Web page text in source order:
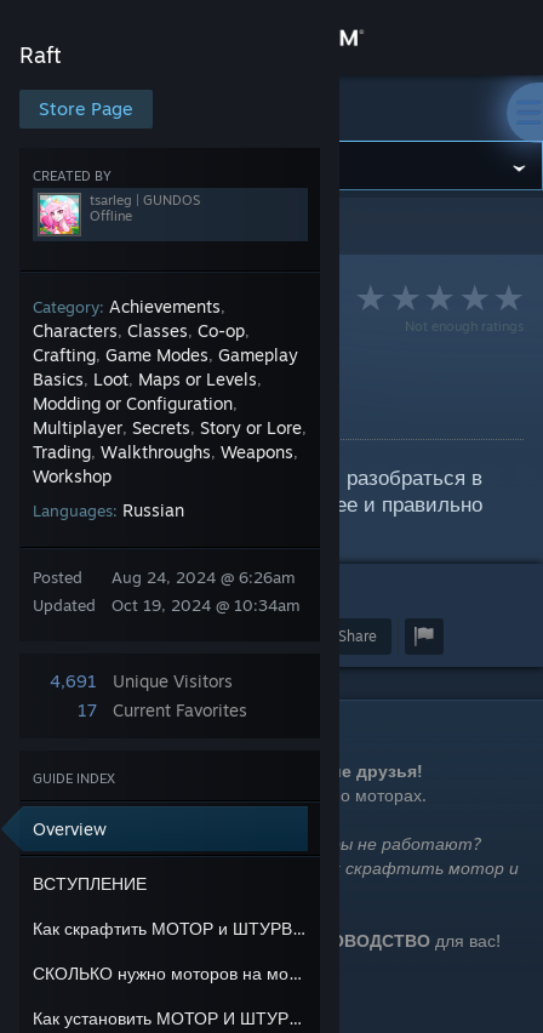
Store
Community
About
Support
Change language
Get the Steam Mobile App
View desktop website
Raft
Store Page
CREATED BY
tsarleg | GUNDOS
Offline
Category: Achievements,
Characters, Classes, Co-op,
Crafting, Game Modes, Gameplay
Basics, Loot, Maps or Levels,
Modding or Configuration,
Multiplayer, Secrets, Story or Lore,
Trading, Walkthroughs, Weapons,
Workshop
Languages: Russian
Posted
Updated
Aug 24, 2024 @ 6:26am
Oct 19, 2024 @ 10:34am
4,691
Unique Visitors
17
Current Favorites
GUIDE INDEX
Overview
ВСТУПЛЕНИЕ
Как скрафтить МОТОР и ШТУРВАЛ?
СКОЛЬКО нужно моторов на мой плот?
Как установить МОТОР И ШТУРВАЛ?
Raft
>Guides
Not enough ratings
МОТОР | RAFT
By tsarleg | GUNDOS
Данное руководство поможет вам разобраться в
том, как сделать ваш плот быстрее и правильно
Share
Доброго времени суток, дорогие друзья!
В данном руководстве я расскажу о моторах.
Как установить моторы? Почему моторы не работают?
Почему я не могу поставить мотор? Как скрафтить мотор и
штурвал?
Возникают такие вопросы? Тогда этоРУКОВОДСТВО для вас!